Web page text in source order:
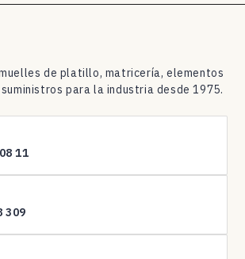
de platillo, matricería, elementos
para la industria desde 1975.
11
309